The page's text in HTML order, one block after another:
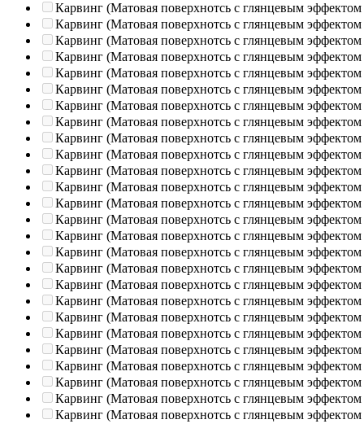
Карвинг (Матовая поверхнотсь с глянцевым эффектом
Карвинг (Матовая поверхнотсь с глянцевым эффектом
Карвинг (Матовая поверхнотсь с глянцевым эффектом
Карвинг (Матовая поверхнотсь с глянцевым эффектом
Карвинг (Матовая поверхнотсь с глянцевым эффектом
Карвинг (Матовая поверхнотсь с глянцевым эффектом
Карвинг (Матовая поверхнотсь с глянцевым эффектом
Карвинг (Матовая поверхнотсь с глянцевым эффектом
Карвинг (Матовая поверхнотсь с глянцевым эффектом
Карвинг (Матовая поверхнотсь с глянцевым эффектом
Карвинг (Матовая поверхнотсь с глянцевым эффектом
Карвинг (Матовая поверхнотсь с глянцевым эффектом
Карвинг (Матовая поверхнотсь с глянцевым эффектом
Карвинг (Матовая поверхнотсь с глянцевым эффектом
Карвинг (Матовая поверхнотсь с глянцевым эффектом
Карвинг (Матовая поверхнотсь с глянцевым эффектом
Карвинг (Матовая поверхнотсь с глянцевым эффектом
Карвинг (Матовая поверхнотсь с глянцевым эффектом
Карвинг (Матовая поверхнотсь с глянцевым эффектом
Карвинг (Матовая поверхнотсь с глянцевым эффектом
Карвинг (Матовая поверхнотсь с глянцевым эффектом
Карвинг (Матовая поверхнотсь с глянцевым эффектом
Карвинг (Матовая поверхнотсь с глянцевым эффектом
Карвинг (Матовая поверхнотсь с глянцевым эффектом
Карвинг (Матовая поверхнотсь с глянцевым эффектом
Карвинг (Матовая поверхнотсь с глянцевым эффектом